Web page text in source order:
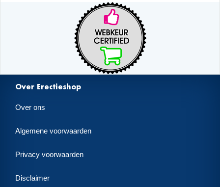
Over Erectieshop
Over ons
Algemene voorwaarden
Privacy voorwaarden
Disclaimer